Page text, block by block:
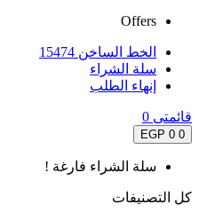
Offers
الخط الساخن 15474
سلة الشراء
إنهاء الطلب
قائمتى 0
0
0 EGP
سلة الشراء فارغة !
كل التصنيفات